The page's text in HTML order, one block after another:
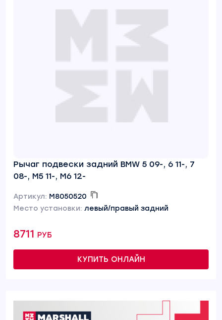
Рычаг подвески задний BMW 5 09-, 6 11-, 7
08-, M5 11-, M6 12-
Артикул: M8050520
Место установки: левый/правый задний
8711 руб
КУПИТЬ ОНЛАЙН